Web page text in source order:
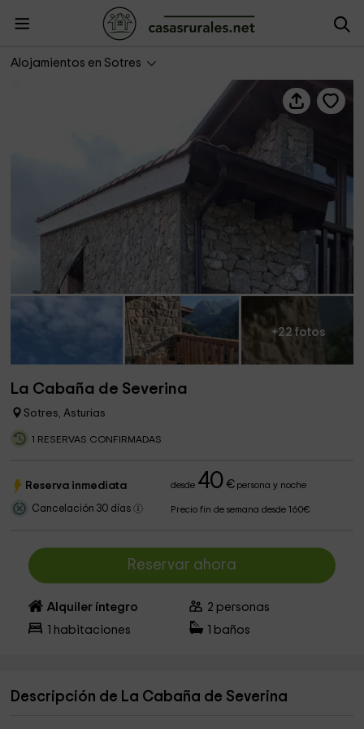
Alojamientos en Sotres
La Cabaña de Severina
+22 fotos
La Cabaña de Severina
Sotres, Asturias
1 RESERVAS CONFIRMADAS
Reserva inmediata desde 40 €persona y noche
Cancelación 30 días Precio fin de semana desde 160€
Reservar ahora
Alquiler íntegro 2 personas
habitaciones baños
Descripción de La Cabaña de Severina